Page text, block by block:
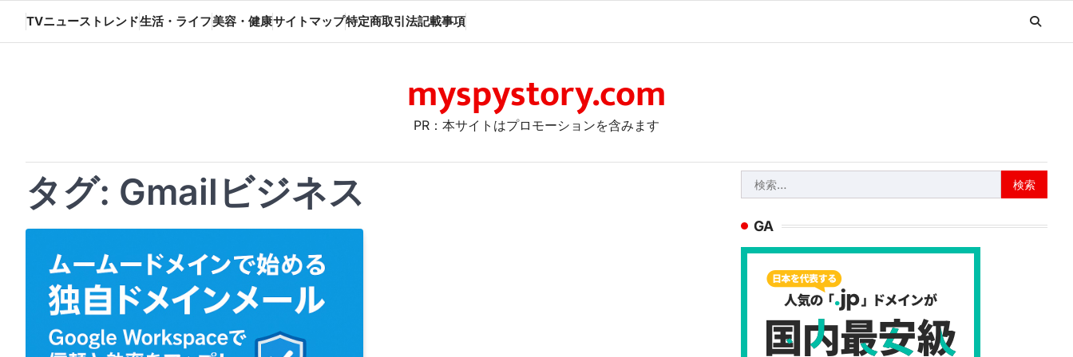
content
TVニューストレンド生活・ライフ美容・健康サイトマップ特定商取引法記載事項
myspystory.com
PR：本サイトはプロモーションを含みます
タグ: Gmailビジネス
索:
GA